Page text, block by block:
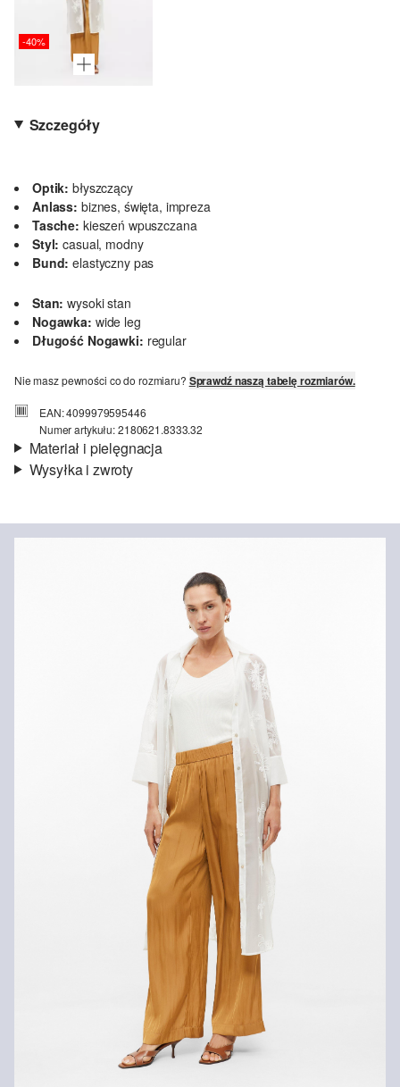
-40%
Szczegóły
Optik: błyszczący
Anlass: biznes, święta, impreza
Tasche: kieszeń wpuszczana
Styl: casual, modny
Bund: elastyczny pas
Stan: wysoki stan
Nogawka: wide leg
Długość Nogawki: regular
Nie masz pewności co do rozmiaru? Sprawdź naszą tabelę rozmiarów.
EAN: 4099979595446
Numer artykułu: 2180621.8333.32
Materiał i pielęgnacja
Nie wybielać/nie chlorować
Nie suszyć w suszarce bębnowej
Pranie delikatne 30°C
Nie czyścić chemicznie
Wysyłka i zwroty
Czas dostawy jest wyświetlany podczas procesu zamówienia (kroki
Koszt wysyłki wynosi 15 zł (opłata ryczałtowa).
Zwrot produktów możliwy jest w ciągu 14 dni.